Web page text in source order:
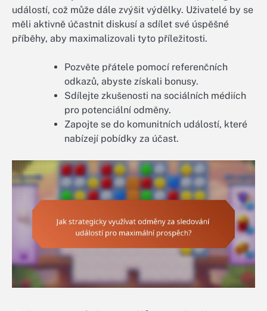
událostí, což může dále zvýšit výdělky. Uživatelé by se
měli aktivně účastnit diskusí a sdílet své úspěšné
příběhy, aby maximalizovali tyto příležitosti.
Pozvěte přátele pomocí referenčních
odkazů, abyste získali bonusy.
Sdílejte zkušenosti na sociálních médiích
pro potenciální odměny.
Zapojte se do komunitních událostí, které
nabízejí pobídky za účast.